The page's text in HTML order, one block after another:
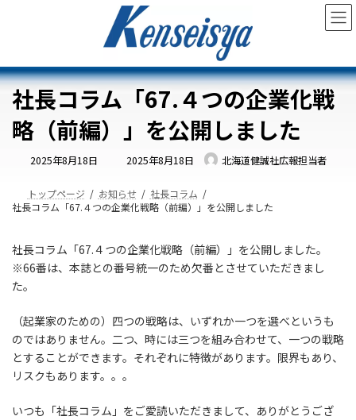
ツ
へ
シ
ョ社長コラム「67.４つの企業化戦
略（前編）」を公開しました
2025年8月18日 最
終
日
時
:
2025年8月18日 北海道健誠社広報担当者
トップページ お知らせ
社長コラム
社長コラム「67.４つの企業化戦略（前編）」を公開しました
社長コラム「67.４つの企業化戦略（前編）」を公開しました。
※66番は、本誌との番号統一のため欠番とさせていただきまし
た。
（起業家のための）四つの戦略は、いずれか一つを選べというも
のではありません。二つ、時には三つを組み合わせて、一つの戦略
とすることができます。それぞれに特徴があります。限界もあり、
リスクもあります。。。
いつも「社長コラム」をご愛読いただきまして、ありがとうござ